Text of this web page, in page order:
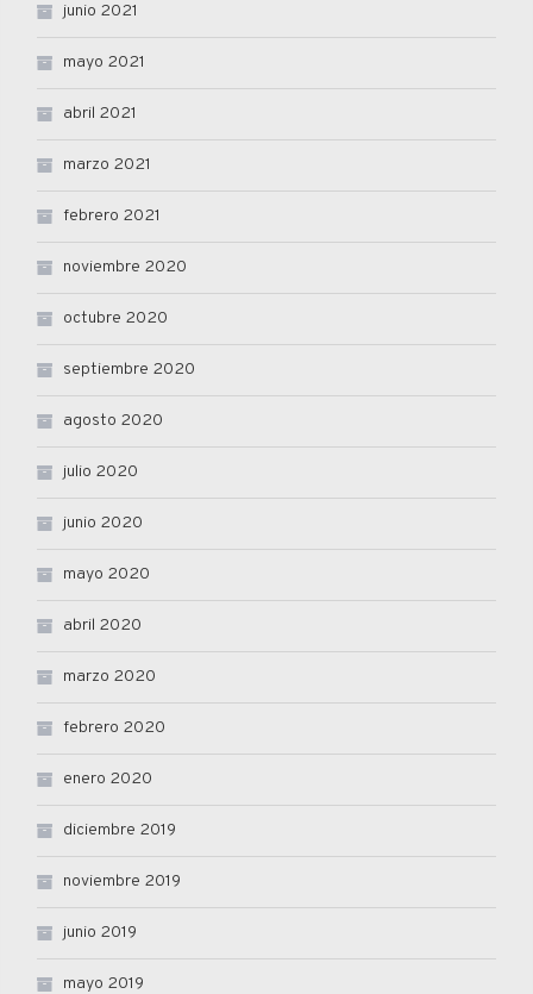
junio 2021
mayo 2021
abril 2021
marzo 2021
febrero 2021
noviembre 2020
octubre 2020
septiembre 2020
agosto 2020
julio 2020
junio 2020
mayo 2020
abril 2020
marzo 2020
febrero 2020
enero 2020
diciembre 2019
noviembre 2019
junio 2019
mayo 2019